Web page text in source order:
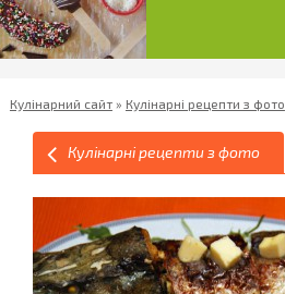
Кулінарний сайт» Кулінарні рецепти з фото
Кулінарні рецепти з фото